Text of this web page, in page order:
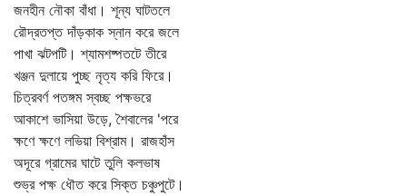
জনহীন নৌকা বাঁধা। শূন্য ঘাটতলে
রৌদ্রতপ্ত দাঁড়কাক স্নান করে জলে
পাখা ঝটপটি। শ্যামশষ্পতটে তীরে
খঞ্জন দুলায়ে পুচ্ছ নৃত্য করি ফিরে।
চিত্রবর্ণ পতঙ্গম স্বচ্ছ পক্ষভরে
আকাশে ভাসিয়া উড়ে, শৈবালের 'পরে
ক্ষণে ক্ষণে লভিয়া বিশ্রাম। রাজহাঁস
অদূরে গ্রামের ঘাটে তুলি কলভাষ
শুভ্র পক্ষ ধৌত করে সিক্ত চঞ্চুপুটে।